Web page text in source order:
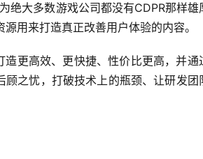
绝大多数游戏公司都没有CDPR那样雄
用来打造真正改善用户体验的内容。
更高效、更快捷、性价比更高，并通
之忧，打破技术上的瓶颈、让研发团